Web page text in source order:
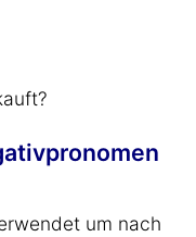
um nach